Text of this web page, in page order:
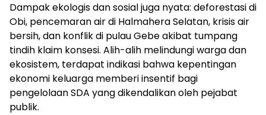
Dampak ekologis dan sosial juga nyata: deforestasi di
Obi, pencemaran air di Halmahera Selatan, krisis air
bersih, dan konflik di pulau Gebe akibat tumpang
tindih klaim konsesi. Alih-alih melindungi warga dan
ekosistem, terdapat indikasi bahwa kepentingan
ekonomi keluarga memberi insentif bagi
pengelolaan SDA yang dikendalikan oleh pejabat
publik.